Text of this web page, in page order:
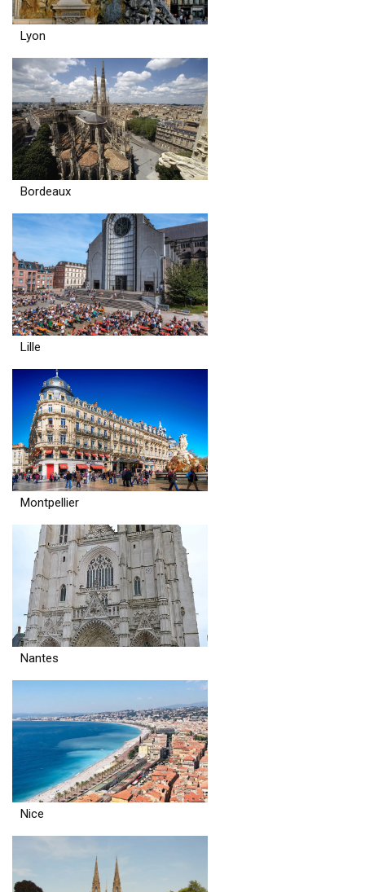
Lyon
Bordeaux
Lille
Montpellier
Nantes
Nice